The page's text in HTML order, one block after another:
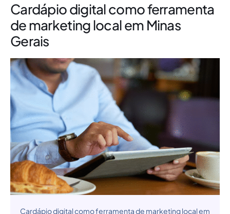
Cardápio digital como ferramenta
de marketing local em Minas
Gerais
Cardápio digital como ferramenta de marketing local em